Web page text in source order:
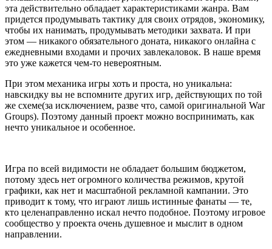
эта действительно обладает характеристиками жанра. Вам
придется продумывать тактику для своих отрядов, экономику,
чтобы их нанимать, продумывать методики захвата. И при
этом — никакого обязательного доната, никакого онлайна с
ежедневными входами и прочих завлекаловок. В наше время
это уже кажется чем-то невероятным.
При этом механика игры хоть и проста, но уникальна:
навскидку вы не вспомните других игр, действующих по той
же схеме(за исключением, разве что, самой оригинальной War
Groups). Поэтому данный проект можно воспринимать, как
нечто уникальное и особенное.
Игра по всей видимости не обладает большим бюджетом,
потому здесь нет огромного количества режимов, крутой
графики, как нет и масштабной рекламной кампании. Это
приводит к тому, что играют лишь истинные фанаты — те,
кто целенаправленно искал нечто подобное. Поэтому игровое
сообщество у проекта очень душевное и мыслит в одном
направлении.